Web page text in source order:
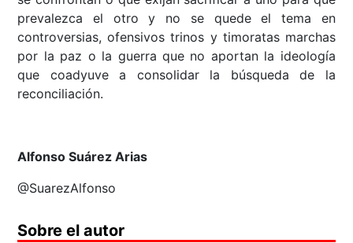
prevalezca el otro y no se quede el tema en
controversias, ofensivos trinos y timoratas marchas
por la paz o la guerra que no aportan la ideología
que coadyuve a consolidar la búsqueda de la
reconciliación.
Alfonso Suárez Arias
@SuarezAlfonso
Sobre el autor